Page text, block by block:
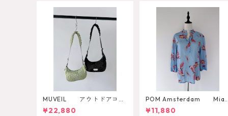
MUVEIL アウトドアコラ
ボショルダーバッグ
¥22,880
POM Amsterdam Mia
Parrots Blouse
¥11,880